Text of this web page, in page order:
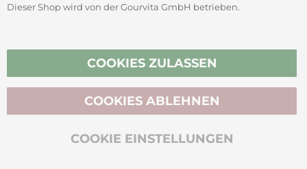
Vertrag widerrufen
BIO-ZERTIFIZIERT
Dieser Shop wird von der Gourvita GmbH betrieben.
COOKIES ZULASSEN
COOKIE EINSTELLUNGEN
COOKIES ABLEHNEN